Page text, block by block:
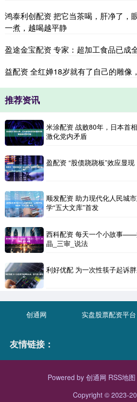
鸿泰利创配资 把它当茶喝，肝净了，
一煮，越喝越平静
盈途金宝配资 专家：超加工食品已成
益配资 全红婵18岁就有了自己的雕像
推荐资讯
米涂配资 战败80年，日本首
激化党内矛盾
盈配资 “股债跷跷板”效应显现
顺发配资 助力现代化人民城
学“五大文库”首发
西科配资 每天一个小故事
晶_三审_说法
利好优配 为一次性筷子起诉
创通网 实盘股票配资平台
友情链接：
Powered by 创通网 RSS地图
Copyright © 2023-